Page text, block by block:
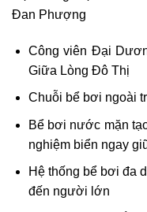
Đan Phượng
Công viên Đại
Giữa Lòng Đô Thị
Chuỗi bể bơi ngoài
Bể bơi nước mặn
nghiệm biển ngay
Hệ thống bể bơi đa
đến người lớn